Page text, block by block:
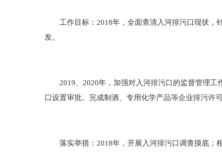
工作目标：2018年，全面查清入河排污口现状，
发。
2019、2020年，加强对入河排污口的监督管理工
口设置审批。完成制酒、专用化学产品等企业排污许
落实举措：2018年，开展入河排污口调查摸底；